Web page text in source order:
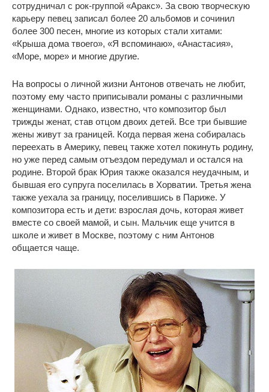
сотрудничал с рок-группой «Аракс». За свою творческую
карьеру певец записал более 20 альбомов и сочинил
более 300 песен, многие из которых стали хитами:
«Крыша дома твоего», «Я вспоминаю», «Анастасия»,
«Море, море» и многие другие.
На вопросы о личной жизни Антонов отвечать не любит,
поэтому ему часто приписывали романы с различными
женщинами. Однако, известно, что композитор был
трижды женат, став отцом двоих детей. Все три бывшие
жены живут за границей. Когда первая жена собиралась
переехать в Америку, певец также хотел покинуть родину,
но уже перед самым отъездом передумал и остался на
родине. Второй брак Юрия также оказался неудачным, и
бывшая его супруга поселилась в Хорватии. Третья жена
также уехала за границу, поселившись в Париже. У
композитора есть и дети: взрослая дочь, которая живет
вместе со своей мамой, и сын. Мальчик еще учится в
школе и живет в Москве, поэтому с ним Антонов
общается чаще.